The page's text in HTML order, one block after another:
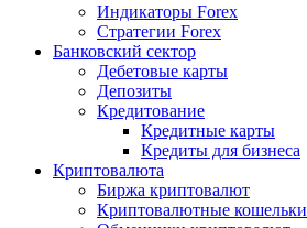
Индикаторы Forex
Стратегии Forex
Банковский сектор
Дебетовые карты
Депозиты
Кредитование
Кредитные карты
Кредиты для бизнеса
Криптовалюта
Биржа криптовалют
Криптовалютные кошельки